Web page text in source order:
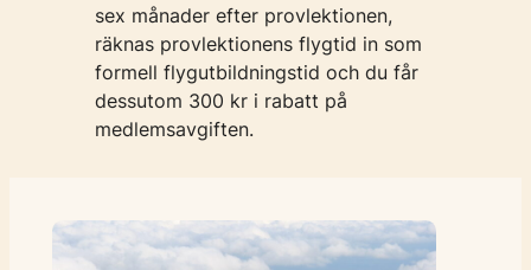
sex månader efter provlektionen,
räknas provlektionens flygtid in som
formell flygutbildningstid och du får
dessutom 300 kr i rabatt på
medlemsavgiften.